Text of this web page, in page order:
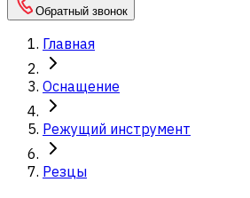
Обратный звонок
Главная
Оснащение
Режущий инструмент
Резцы